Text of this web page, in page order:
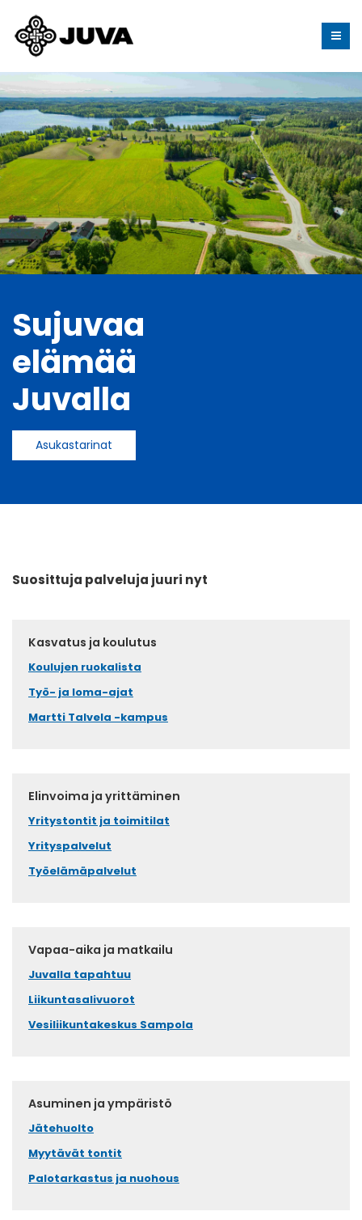
Sujuvaa
elämää
Juvalla
Asukastarinat
Suosittuja palveluja juuri nyt
Kasvatus ja koulutus
Koulujen ruokalista
Työ- ja loma-ajat
Martti Talvela -kampus
Elinvoima ja yrittäminen
Yritystontit ja toimitilat
Yrityspalvelut
Työelämäpalvelut
Vapaa-aika ja matkailu
Juvalla tapahtuu
Liikuntasalivuorot
Vesiliikuntakeskus Sampola
Asuminen ja ympäristö
Jätehuolto
Myytävät tontit
Palotarkastus ja nuohous